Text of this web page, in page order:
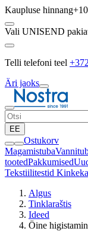
Kaupluse hinnang
Vali UNISEND
Telli telefoni teel
Äri jaoks
EE
Ostukorv
Magamistuba
tootedPakkumised
Tekstiilitestid
Algus
Tinklaraštis
Ideed
Öine